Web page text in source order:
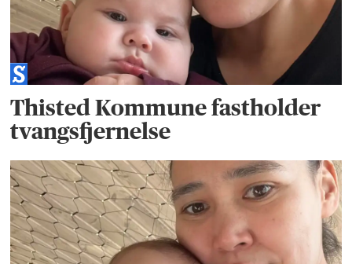
Thisted Kommune fastholder
tvangsfjernelse